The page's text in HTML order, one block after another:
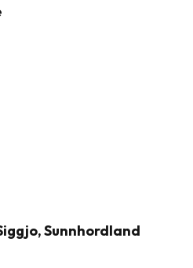
Sunnhordland